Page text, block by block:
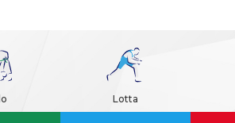
Lotta